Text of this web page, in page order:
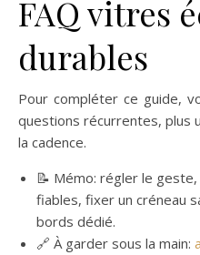
FAQ vitres
durables
Pour compléter ce guide,
questions récurrentes, plus
la cadence.
📝 Mémo: régler le
fiables, fixer un créneau
bords dédié.
🔗 À garder sous la main: